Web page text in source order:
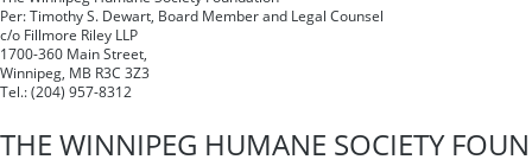
Per: Timothy S. Dewart, Board Member and Legal Counsel
c/o Fillmore Riley LLP
1700-360 Main Street,
Winnipeg, MB R3C 3Z3
Tel.: (204) 957-8312
THE WINNIPEG HUMANE SOCIETY